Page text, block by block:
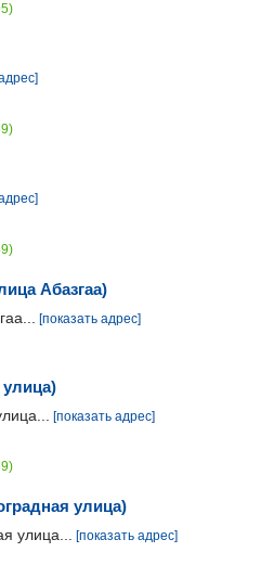
Абазгаа)
[показать адрес]
[показать адрес]
улица)
улица... [показать адрес]